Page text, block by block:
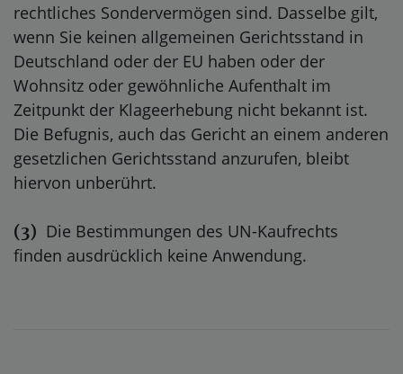
rechtliches Sondervermögen sind. Dasselbe gilt,
wenn Sie keinen allgemeinen Gerichtsstand in
Deutschland oder der EU haben oder der
Wohnsitz oder gewöhnliche Aufenthalt im
Zeitpunkt der Klageerhebung nicht bekannt ist.
Die Befugnis, auch das Gericht an einem anderen
gesetzlichen Gerichtsstand anzurufen, bleibt
hiervon unberührt.
(3) Die Bestimmungen des UN-Kaufrechts
finden ausdrücklich keine Anwendung.